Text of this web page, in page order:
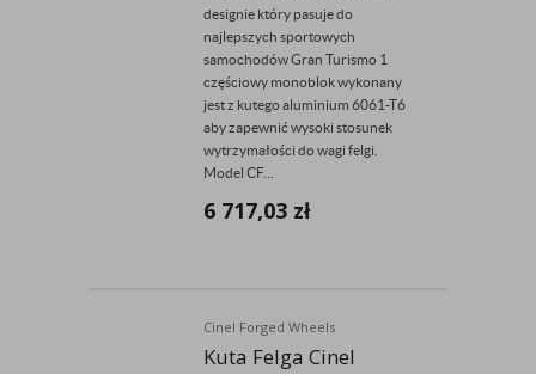
designie który pasuje do
najlepszych sportowych
samochodów Gran Turismo 1
częściowy monoblok wykonany
jest z kutego aluminium 6061-T6
aby zapewnić wysoki stosunek
wytrzymałości do wagi felgi.
Model CF...
6 717,03 zł
Cinel Forged Wheels
Kuta Felga Cinel